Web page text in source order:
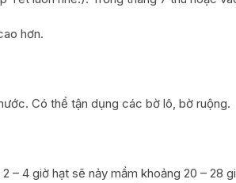
hơn.
Có thể tận dụng các bờ lô, bờ ruộng.
– 4 giờ hạt sẽ nảy mầm khoảng 20 – 28